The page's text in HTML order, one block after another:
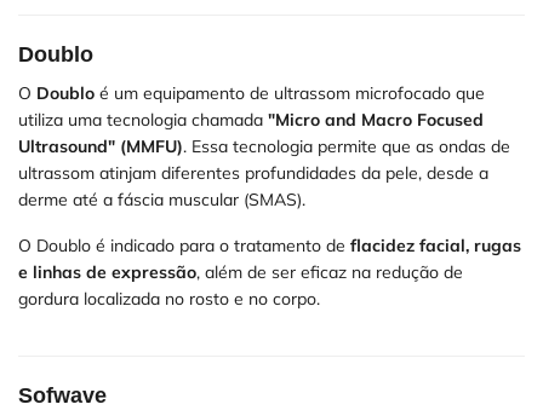
Doublo
O Doublo é um equipamento de ultrassom microfocado que
utiliza uma tecnologia chamada "Micro and Macro Focused
Ultrasound" (MMFU). Essa tecnologia permite que as ondas de
ultrassom atinjam diferentes profundidades da pele, desde a
derme até a fáscia muscular (SMAS).
O Doublo é indicado para o tratamento de flacidez facial, rugas
e linhas de expressão, além de ser eficaz na redução de
gordura localizada no rosto e no corpo.
Sofwave